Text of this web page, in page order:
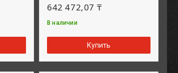
642 472,07 ₸
В наличии
Купить